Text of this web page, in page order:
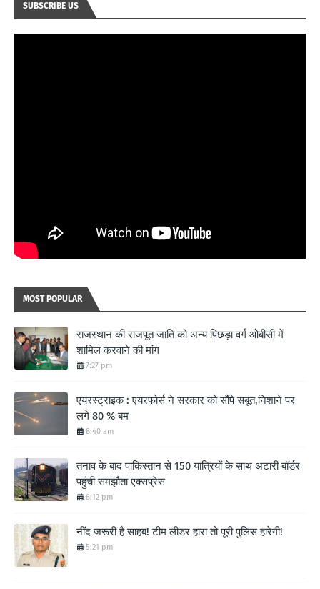
SUBSCRIBE US
MOST POPULAR
राजस्थान की राजपूत जाति को अन्य पिछड़ा वर्ग ओबीसी में
शामिल करवाने की मांग
7:27 pm
एयरस्ट्राइक : एयरफोर्स ने सरकार को सौंपे सबूत,निशाने पर
लगे 80 % बम
8:40 am
तनाव के बाद पाकिस्तान से 150 यात्रियों के साथ अटारी बॉर्डर
पहुंची समझौता एक्सप्रेस
6:12 pm
नींद जरूरी है साहब! टीम लीडर हारा तो पूरी पुलिस हारेगी!
5:21 pm